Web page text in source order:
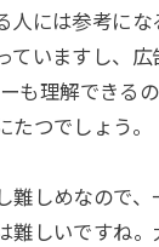
人には参考にな
ていますし、広
も理解できる
たつでしょう。
難しめなので
難しいですね